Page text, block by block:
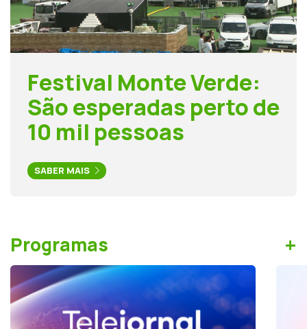
Festival Monte Verde:
São esperadas perto de
10 mil pessoas
SABER MAIS
Programas +